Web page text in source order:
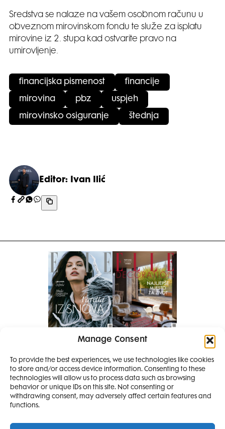
Manage Consent
To provide the best experiences, we use technologies like cookies
to store and/or access device information. Consenting to these
technologies will allow us to process data such as browsing
behavior or unique IDs on this site. Not consenting or
withdrawing consent, may adversely affect certain features and
functions.
Sredstva se nalaze na vašem osobnom računu u
obveznom mirovinskom fondu te služe za isplatu
mirovine iz 2. stupa kad ostvarite pravo na
umirovljenje.
financijska pismenost financije
mirovina pbz uspjeh
mirovinsko osiguranje štednja
Editor: Ivan Ilić
Pretplati se na časopis
PRETPLATITE SE
SMANJI
4 IZDANJA